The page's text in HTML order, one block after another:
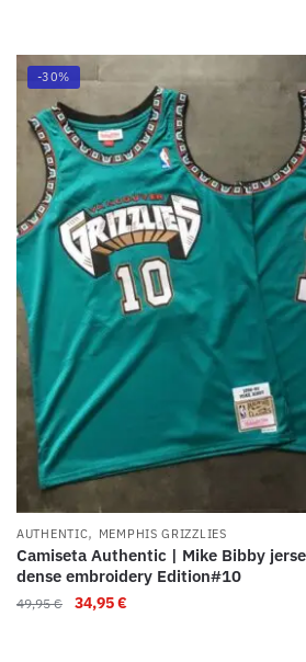
-30%
AUTHENTIC, MEMPHIS GRIZZLIES
Camiseta Authentic | Mike Bibby
dense embroidery Edition#10
49,95€ 34,95€